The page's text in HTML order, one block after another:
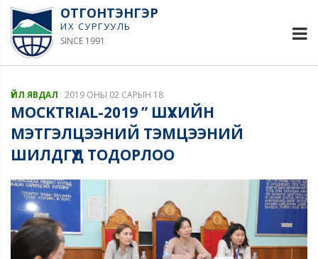
ОТГОНТЭНГЭР
ИХ СУРГУУЛЬ
SINCE 1991
ҮЙЛ ЯВДАЛ 2019 ОНЫ 02 САРЫН 18
MOCKTRIAL-2019 ” ШҮҮХИЙН
МЭТГЭЛЦЭЭНИЙ ТЭМЦЭЭНИЙ
ШИЛДГҮҮД ТОДОРЛОО